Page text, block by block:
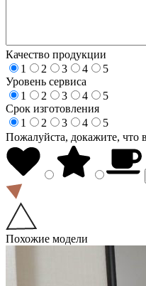
Качество продукции
1
2 3 4
5
Уровень сервиса
1
2 3 4
5
Срок изготовления
1
2 3 4
5
Пожалуйста, докажите, что
Похожие модели